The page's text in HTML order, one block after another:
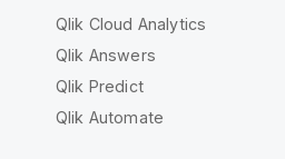
Qlik Cloud Analytics
Qlik Answers
Qlik Predict
Qlik Automate